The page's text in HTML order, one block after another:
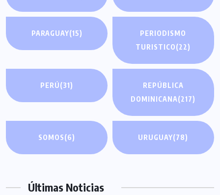
PARAGUAY(15)
PERIODISMO
TURISTICO(22)
PERÚ(31)
REPÚBLICA
DOMINICANA(217)
SOMOS(6) URUGUAY(78)
Últimas Noticias